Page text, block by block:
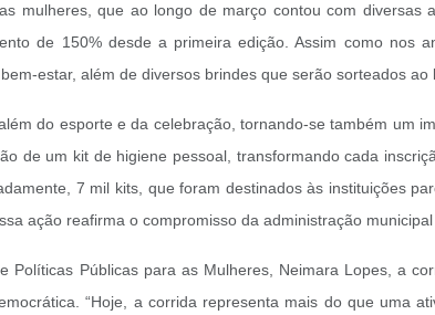
mulheres, que ao longo de março contou com
de 150% desde a primeira edição. Assim como
estar, além de diversos brindes que serão sorteados ao
do esporte e da celebração, tornando-se também um
de um kit de higiene pessoal, transformando cada
7 mil kits, que foram destinados às instituições
ação reafirma o compromisso da administração
Políticas Públicas para as Mulheres, Neimara Lopes, a
“Hoje, a corrida representa mais do que uma